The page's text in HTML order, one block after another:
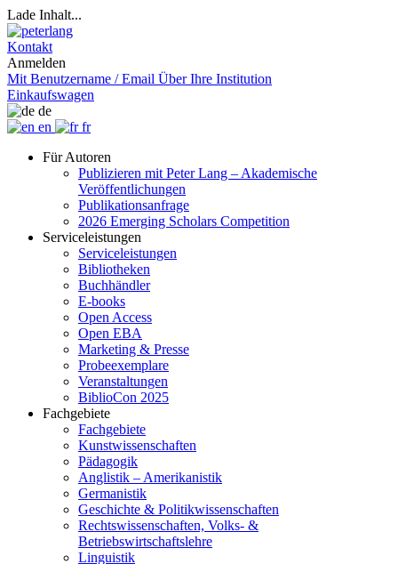
Lade Inhalt...
Kontakt
Anmelden
Mit Benutzername / Email Über Ihre Institution
Einkaufswagen
de
en
fr
Für Autoren
Publizieren mit Peter Lang – Akademische
Veröffentlichungen
Publikationsanfrage
2026 Emerging Scholars Competition
Serviceleistungen
Serviceleistungen
Bibliotheken
Buchhändler
E-books
Open Access
Open EBA
Marketing & Presse
Probeexemplare
Veranstaltungen
BiblioCon 2025
Fachgebiete
Fachgebiete
Kunstwissenschaften
Pädagogik
Anglistik – Amerikanistik
Germanistik
Geschichte & Politikwissenschaften
Rechtswissenschaften, Volks- &
Betriebswirtschaftslehre
Linguistik